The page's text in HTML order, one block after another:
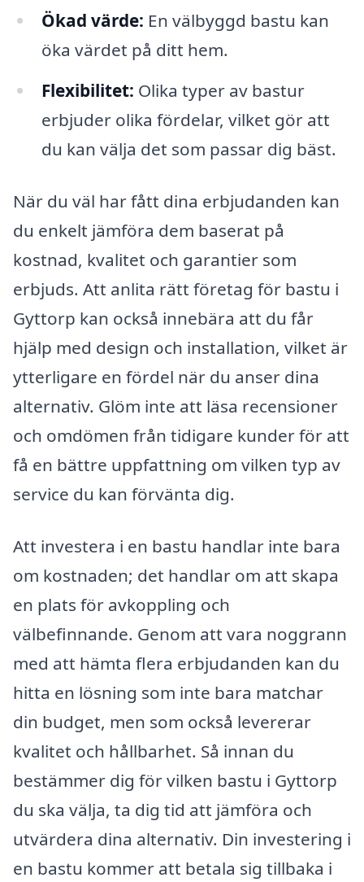
Ökad värde: En välbyggd bastu kan
öka värdet på ditt hem.
Flexibilitet: Olika typer av bastur
erbjuder olika fördelar, vilket gör att
du kan välja det som passar dig bäst.
När du väl har fått dina erbjudanden kan
du enkelt jämföra dem baserat på
kostnad, kvalitet och garantier som
erbjuds. Att anlita rätt företag för bastu i
Gyttorp kan också innebära att du får
hjälp med design och installation, vilket är
ytterligare en fördel när du anser dina
alternativ. Glöm inte att läsa recensioner
och omdömen från tidigare kunder för att
få en bättre uppfattning om vilken typ av
service du kan förvänta dig.
Att investera i en bastu handlar inte bara
om kostnaden; det handlar om att skapa
en plats för avkoppling och
välbefinnande. Genom att vara noggrann
med att hämta flera erbjudanden kan du
hitta en lösning som inte bara matchar
din budget, men som också levererar
kvalitet och hållbarhet. Så innan du
bestämmer dig för vilken bastu i Gyttorp
du ska välja, ta dig tid att jämföra och
utvärdera dina alternativ. Din investering i
en bastu kommer att betala sig tillbaka i